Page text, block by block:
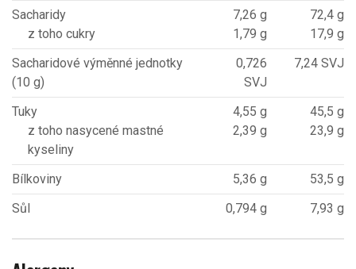
Sacharidy
z toho cukry
7,26 g
1,79 g
72,4 g
17,9 g
Sacharidové výměnné jednotky
(10 g)
0,726
SVJ
7,24 SVJ
Tuky
z toho nasycené mastné
kyseliny
4,55 g
2,39 g
45,5 g
23,9 g
Bílkoviny 5,36 g
53,5 g
Sůl
0,794 g 7,93 g